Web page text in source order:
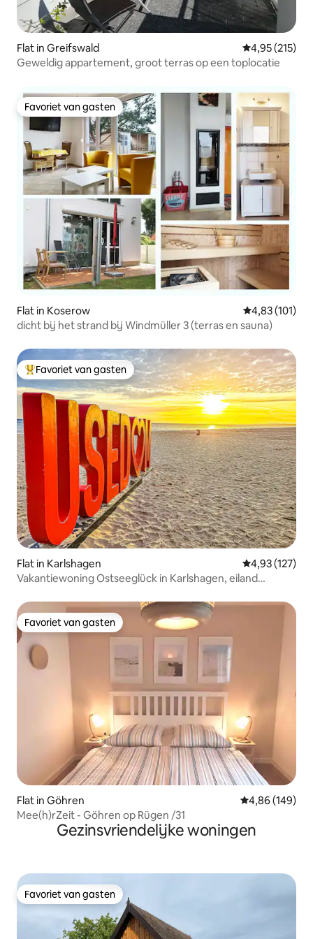
Flat in Greifswald Gemiddelde
4,95 (215)
Geweldig appartement, groot terras op een toplocatie
Favoriet van gasten
Favoriet van gasten
Flat in Koserow Gemiddelde
4,83 (101)
dicht bij het strand bij Windmüller 3 (terras en sauna)
Topfavoriet van gasten
Favoriet van gasten
Flat in Karlshagen Gemiddelde
4,93 (127)
Vakantiewoning Ostseeglück in Karlshagen, eiland
Favoriet van gasten
Favoriet van gasten
Flat in Göhren Gemiddelde
4,86 (149)
Mee(h)rZeit - Göhren op Rügen /31
Gezinsvriendelijke woningen
Favoriet van gasten
Favoriet van gasten